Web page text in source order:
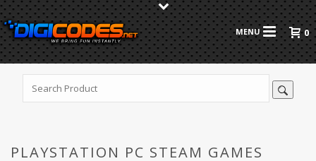
0
PLAYSTATION PC STEAM GAMES